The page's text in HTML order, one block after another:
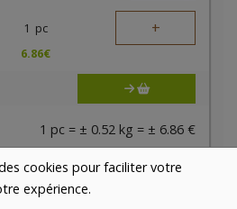
cookies pour faciliter votre
expérience.
1 pc +
6.86€
1 pc = ± 0.52 kg = ± 6.86 €